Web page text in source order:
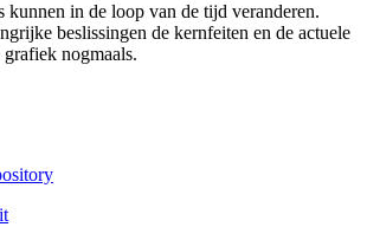
kunnen in de loop van de tijd veranderen.
beslissingen de kernfeiten en de actuele
nogmaals.